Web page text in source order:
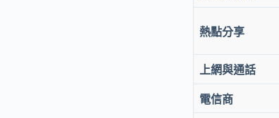
固
定
流
量
案
數
量
熱點分享
上網與通話
電信商